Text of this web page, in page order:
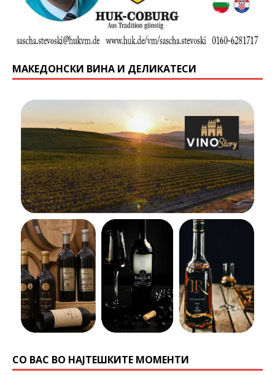
МАКЕДОНСКИ ВИНА И ДЕЛИКАТЕСИ
СО ВАС ВО НАЈТЕШКИТЕ МОМЕНТИ